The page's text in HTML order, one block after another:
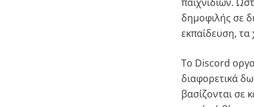
δημοφιλής σε
εκπαίδευση, τα
Το Discord
διαφορετικά
βασίζονται σε